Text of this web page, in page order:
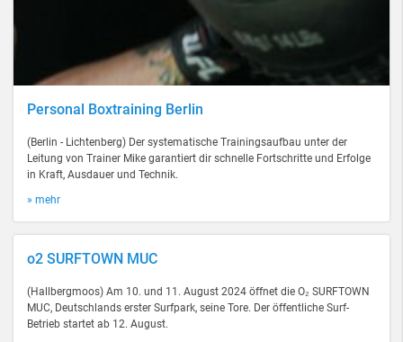
Personal Boxtraining Berlin
(Berlin - Lichtenberg) Der systematische Trainingsaufbau unter der
Leitung von Trainer Mike garantiert dir schnelle Fortschritte und Erfolge
in Kraft, Ausdauer und Technik.
» mehr
o2 SURFTOWN MUC
(Hallbergmoos) Am 10. und 11. August 2024 öffnet die O₂ SURFTOWN
MUC, Deutschlands erster Surfpark, seine Tore. Der öffentliche Surf-
Betrieb startet ab 12. August.